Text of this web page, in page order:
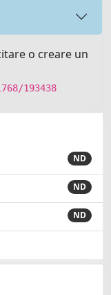
o creare un
193438
ND
ND
ND